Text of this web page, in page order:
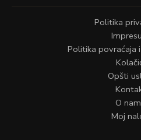
Politika
Politika povraćaja
Opšti
O
Moj